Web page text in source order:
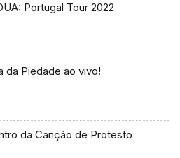
Portugal Tour 2022
da Piedade ao vivo!
da Canção de Protesto